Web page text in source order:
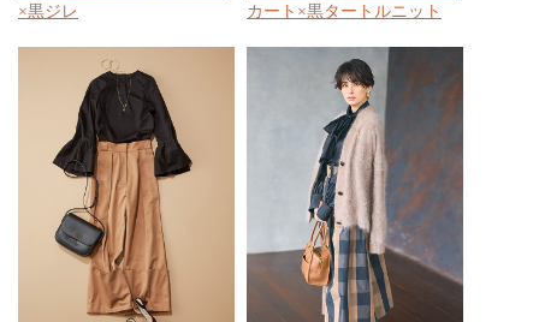
×黒ジレ
カート×黒タートルニット